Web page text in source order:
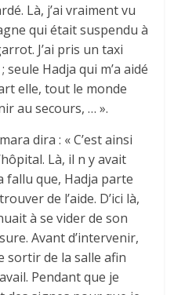
Là, j’ai vraiment vu
qui était suspendu à
J’ai pris un taxi
seule Hadja qui m’a aidé
elle, tout le monde
au secours, … ».
dira : « C’est ainsi
Là, il n y avait
fallu que, Hadja parte
de l’aide. D’ici là,
à se vider de son
Avant d’intervenir,
sortir de la salle afin
Pendant que je